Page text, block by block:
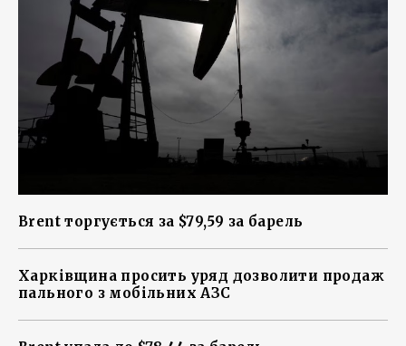
Brent торгується за $79,59 за барель
Харківщина просить уряд дозволити продаж
пального з мобільних АЗС